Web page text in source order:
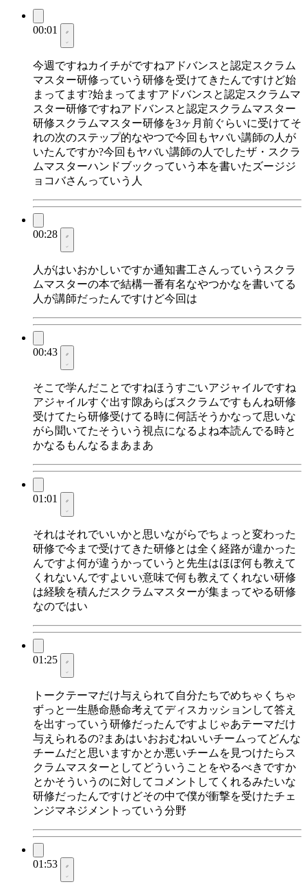
00:01
今週ですねカイチがですねアドバンスと認定スクラム
マスター研修っていう研修を受けてきたんですけど始
まってます?始まってますアドバンスと認定スクラムマ
スター研修ですねアドバンスと認定スクラムマスター
研修スクラムマスター研修を3ヶ月前ぐらいに受けてそ
れの次のステップ的なやつで今回もヤバい講師の人が
いたんですか?今回もヤバい講師の人でしたザ・スクラ
ムマスターハンドブックっていう本を書いたズージジ
ョコバさんっていう人
00:28
人がはいおかしいですか通知書工さんっていうスクラ
ムマスターの本で結構一番有名なやつかなを書いてる
人が講師だったんですけど今回は
00:43
そこで学んだことですねほうすごいアジャイルですね
アジャイルすぐ出す隙あらばスクラムですもんね研修
受けてたら研修受けてる時に何話そうかなって思いな
がら聞いてたそういう視点になるよね本読んでる時と
かなるもんなるまあまあ
01:01
それはそれでいいかと思いながらでちょっと変わった
研修で今まで受けてきた研修とは全く経路が違かった
んですよ何が違うかっていうと先生はほぼ何も教えて
くれないんですよいい意味で何も教えてくれない研修
は経験を積んだスクラムマスターが集まってやる研修
なのではい
01:25
トークテーマだけ与えられて自分たちでめちゃくちゃ
ずっと一生懸命懸命考えてディスカッションして答え
を出すっていう研修だったんですよじゃあテーマだけ
与えられるの?まあはいおおむねいいチームってどんな
チームだと思いますかとか悪いチームを見つけたらス
クラムマスターとしてどういうことをやるべきですか
とかそういうのに対してコメントしてくれるみたいな
研修だったんですけどその中で僕が衝撃を受けたチェ
ンジマネジメントっていう分野
01:53